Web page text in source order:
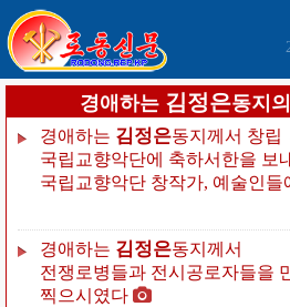
경애하는 김정은동지
경애하는 김정은동지께서 창립
국립교향악단에 축하서한을 보
국립교향악단 창작가, 예술인들
경애하는 김정은동지께서
전쟁로병들과 전시공로자들을
찍으시였다